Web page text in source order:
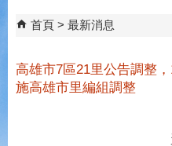
首頁 最新消息
高雄市7區21里公告調整
施高雄市里編組調整